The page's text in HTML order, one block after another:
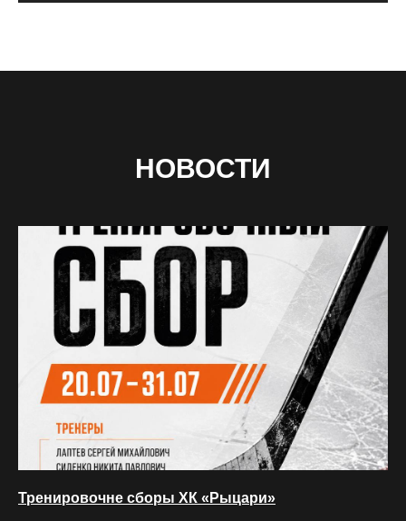
НОВОСТИ
Тренировочне сборы ХК «Рыцари»
2-ОЙ ЮЖНОПОРТОВЫЙ ПРОЕЗД, ВЛ. 2
(МЕТРО КОЖУХОВСКАЯ)
Ждем вас в гости
Мы на связи с 08:00 до 22:00
МЕНЕДЖЕР ШКОЛ ХК
МЕНЕДЖЕР ШКОЛ ФК
РЕСЕПШЕН
8(985)577-35-77
8(985)577-45-77
8(985)577-56-77
МЕНЕДЖЕР
АРЕНДЫ ЛЬДА